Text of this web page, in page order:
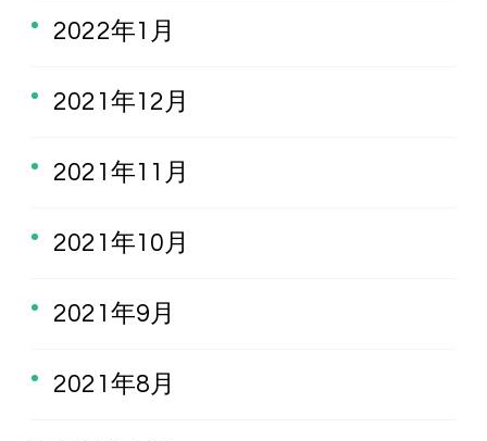
2022年1月
2021年12月
2021年11月
2021年10月
2021年9月
2021年8月